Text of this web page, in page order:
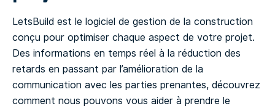
LetsBuild est le logiciel de gestion de la construction
conçu pour optimiser chaque aspect de votre projet.
Des informations en temps réel à la réduction des
retards en passant par l’amélioration de la
communication avec les parties prenantes, découvrez
comment nous pouvons vous aider à prendre le